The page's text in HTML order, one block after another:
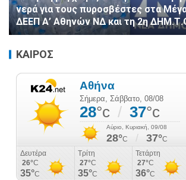
νερά για τους πυροσβέστες στα
ΔΕΕΠ Α’ Αθηνών ΝΔ και τη 2η
ΚΑΙΡΟΣ